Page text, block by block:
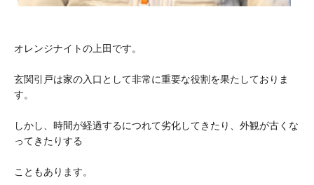
オレンジナイトの上田です。
玄関引戸は家の入口として非常に重要な役割を果たしておりま
す。
しかし、時間が経過するにつれて劣化してきたり、外観が古くな
ってきたりする
こともあります。